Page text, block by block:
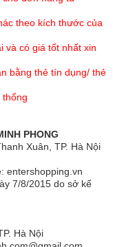
chính hãng
hiện đại của
chất lượng đạt
theo kích thước của
và có giá tốt nhất xin
bằng thẻ tín dụng/ thẻ
thống
PHONG
Xuân, TP. Hà Nội
entershopping.vn
7/8/2015 do sở kế
Hà Nội